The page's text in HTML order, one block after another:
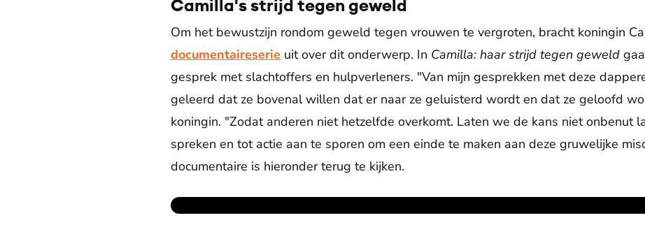
Camilla's strijd tegen geweld
Om het bewustzijn rondom geweld tegen vrouwen te vergroten, bracht koningin
documentaireserie uit over dit onderwerp. In Camilla: haar strijd tegen geweld
gesprek met slachtoffers en hulpverleners. "Van mijn gesprekken met deze
geleerd dat ze bovenal willen dat er naar ze geluisterd wordt en dat ze geloofd
koningin. "Zodat anderen niet hetzelfde overkomt. Laten we de kans niet onbenut
spreken en tot actie aan te sporen om een einde te maken aan deze gruwelijke
documentaire is hieronder terug te kijken.